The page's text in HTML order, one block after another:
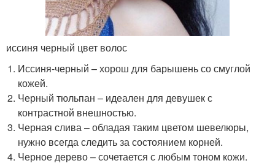
иссиня черный цвет волос
Иссиня-черный – хорош для барышень со смуглой
кожей.
Черный тюльпан – идеален для девушек с
контрастной внешностью.
Черная слива – обладая таким цветом шевелюры,
нужно всегда следить за состоянием корней.
Черное дерево – сочетается с любым тоном кожи.